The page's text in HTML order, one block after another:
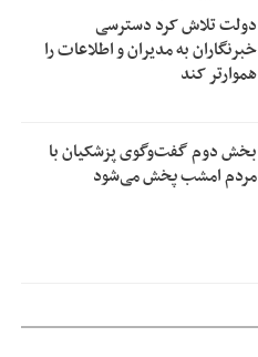
دولت تلاش کرد دسترسی
خبرنگاران به مدیران و اطلاعات را
هموارتر کند
بخش دوم گفت‌وگوی پزشکیان با
مردم امشب پخش می‌شود